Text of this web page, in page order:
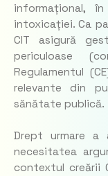
informațional,
intoxicației. Ca
CIT asigură
periculoase
Regulamentul
relevante din
sănătate publică.
Drept urmare
necesitatea
contextul creării